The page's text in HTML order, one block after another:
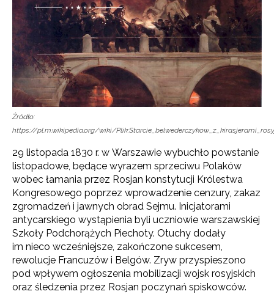
Źródło:
https://pl.m.wikipedia.org/wiki/
29 listopada 1830 r. w Warszawie wybuchło powstanie
listopadowe, będące wyrazem sprzeciwu Polaków
wobec łamania przez Rosjan konstytucji Królestwa
Kongresowego poprzez wprowadzenie cenzury, zakaz
zgromadzeń i jawnych obrad Sejmu. Inicjatorami
antycarskiego wystąpienia byli uczniowie warszawskiej
Szkoły Podchorążych Piechoty. Otuchy dodały
im nieco wcześniejsze, zakończone sukcesem,
rewolucje Francuzów i Belgów. Zryw przyspieszono
pod wpływem ogłoszenia mobilizacji wojsk rosyjskich
oraz śledzenia przez Rosjan poczynań spiskowców.